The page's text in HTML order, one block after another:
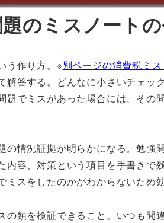
のミスノート
う作り方。※別ページの消費税ミ
解答する。どんなに小さいチェッ
題でミスがあった場合には、そ
情況証拠が明らかになる。勉強
容、対策という項目を手書きで
スをしたのかがわからないため
の類を検証できること。いつも